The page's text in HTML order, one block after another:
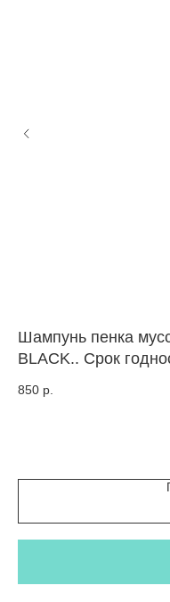
Шампунь пенка
BLACK.. Срок
850 р.